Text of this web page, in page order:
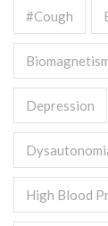
#cough
Depression
High Blood